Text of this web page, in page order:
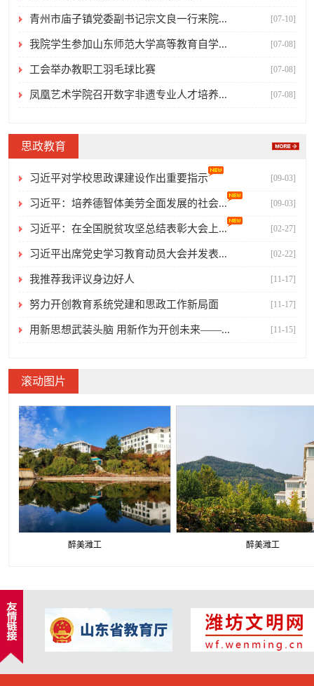
[07-10]
青州市庙子镇党委副书记宗文良一行来院...
[07-08]
我院学生参加山东师范大学高等教育自学...
[07-08]
工会举办教职工羽毛球比赛
[07-08]
凤凰艺术学院召开数字非遗专业人才培养...
思政教育
[09-03]
习近平对学校思政课建设作出重要指示
[09-03]
习近平：培养德智体美劳全面发展的社会...
[02-27]
习近平：在全国脱贫攻坚总结表彰大会上...
[02-22]
习近平出席党史学习教育动员大会并发表...
[11-17]
我推荐我评议身边好人
[11-17]
努力开创教育系统党建和思政工作新局面
[11-15]
用新思想武装头脑 用新作为开创未来——...
滚动图片
醉美潍工 醉美潍工